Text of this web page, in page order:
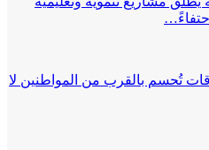
تُحسم بالقرب من المواطنين لا